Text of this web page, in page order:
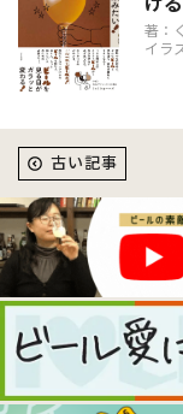
け
著：
イラ
古い記事